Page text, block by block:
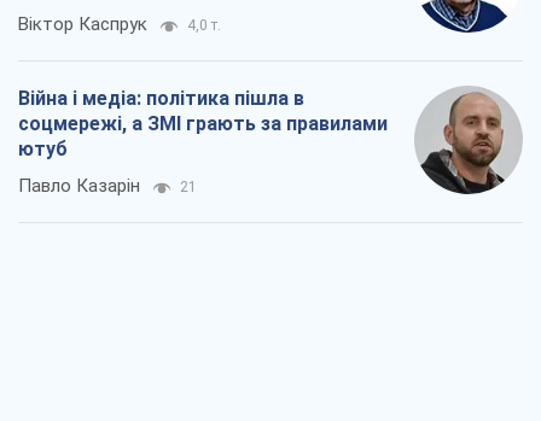
Віктор Каспрук 4,0 т.
Війна і медіа: політика пішла в
соцмережі, а ЗМІ грають за правилами
ютуб
Павло Казарін 21